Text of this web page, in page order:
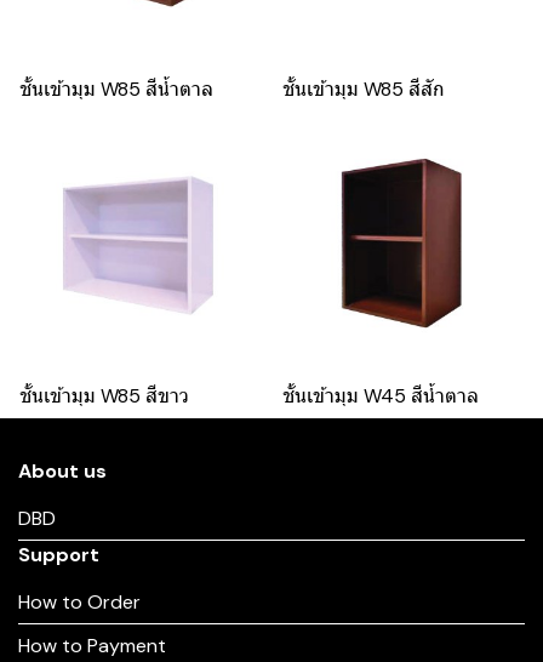
ชั้นเข้ามุม W85 สีน้ำตาล ชั้นเข้ามุม W85 สีสัก
ชั้นเข้ามุม W85 สีขาว ชั้นเข้ามุม W45 สีน้ำตาล
About us
DBD
Support
How to Order
How to Payment